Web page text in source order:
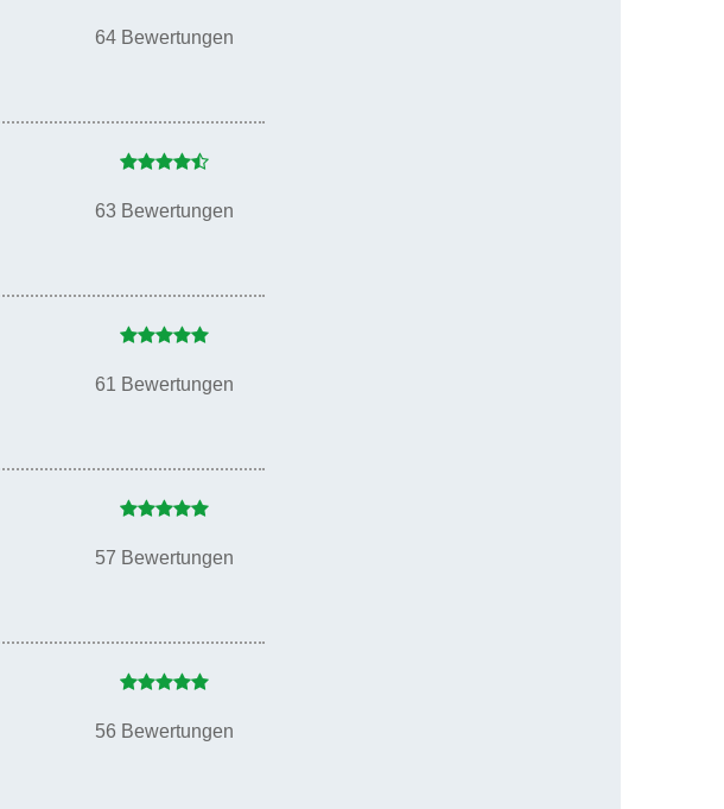
64 Bewertungen
63 Bewertungen
61 Bewertungen
57 Bewertungen
56 Bewertungen